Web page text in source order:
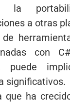
la
a otras
de
con
puede
significativos.
que ha